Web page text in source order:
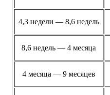
4,3 недели — 8,6 недель
8,6 недель — 4 месяца
4 месяца — 9 месяцев